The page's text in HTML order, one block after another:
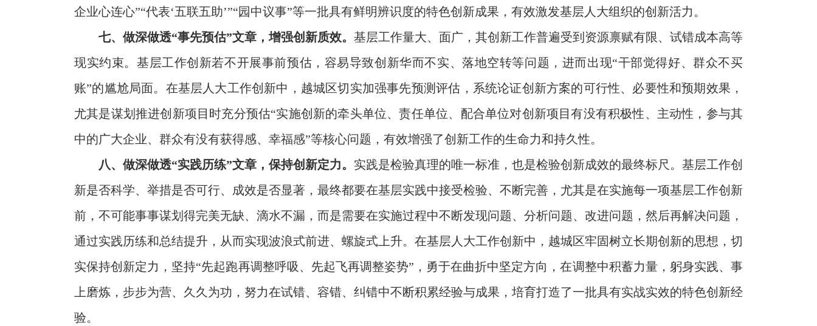
企业心连心”“代表‘五联五助’”“园中议事”等一批具有鲜明辨识度的特色创新成果，有效激发基层人大组织的创新活力。
七、做深做透“事先预估”文章，增强创新质效。 基层工作量大、面广，其创新工作普遍受到资源禀赋有限、试错成本高等
现实约束。基层工作创新若不开展事前预估，容易导致创新华而不实、落地空转等问题，进而出现“干部觉得好、群众不买
账”的尴尬局面。在基层人大工作创新中，越城区切实加强事先预测评估，系统论证创新方案的可行性、必要性和预期效果，
尤其是谋划推进创新项目时充分预估“实施创新的牵头单位、责任单位、配合单位对创新项目有没有积极性、主动性，参与其
中的广大企业、群众有没有获得感、幸福感”等核心问题，有效增强了创新工作的生命力和持久性。
八、做深做透“实践历练”文章，保持创新定力。 实践是检验真理的唯一标准，也是检验创新成效的最终标尺。基层工作创
新是否科学、举措是否可行、成效是否显著，最终都要在基层实践中接受检验、不断完善，尤其是在实施每一项基层工作创新
前，不可能事事谋划得完美无缺、滴水不漏，而是需要在实施过程中不断发现问题、分析问题、改进问题，然后再解决问题，
通过实践历练和总结提升，从而实现波浪式前进、螺旋式上升。在基层人大工作创新中，越城区牢固树立长期创新的思想，切
实保持创新定力，坚持“先起跑再调整呼吸、先起飞再调整姿势”，勇于在曲折中坚定方向，在调整中积蓄力量，躬身实践、事
上磨炼，步步为营、久久为功，努力在试错、容错、纠错中不断积累经验与成果，培育打造了一批具有实战实效的特色创新经
验。